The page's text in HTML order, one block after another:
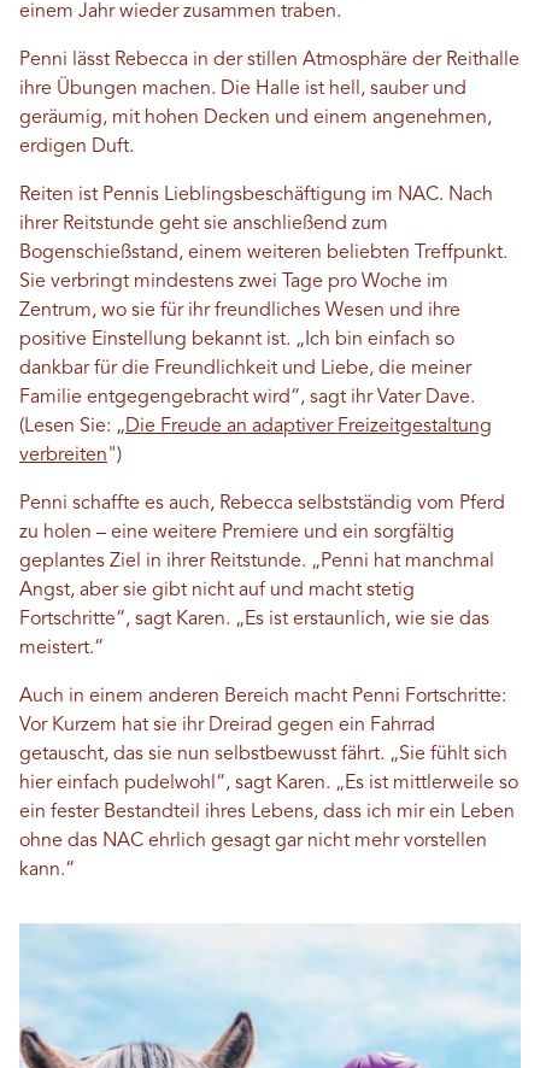
einem Jahr wieder zusammen traben.
Penni lässt Rebecca in der stillen Atmosphäre der Reithalle
ihre Übungen machen. Die Halle ist hell, sauber und
geräumig, mit hohen Decken und einem angenehmen,
erdigen Duft.
Reiten ist Pennis Lieblingsbeschäftigung im NAC. Nach
ihrer Reitstunde geht sie anschließend zum
Bogenschießstand, einem weiteren beliebten Treffpunkt.
Sie verbringt mindestens zwei Tage pro Woche im
Zentrum, wo sie für ihr freundliches Wesen und ihre
positive Einstellung bekannt ist. „Ich bin einfach so
dankbar für die Freundlichkeit und Liebe, die meiner
Familie entgegengebracht wird“, sagt ihr Vater Dave.
(Lesen Sie: „Die Freude an adaptiver Freizeitgestaltung
verbreiten")
Penni schaffte es auch, Rebecca selbstständig vom Pferd
zu holen – eine weitere Premiere und ein sorgfältig
geplantes Ziel in ihrer Reitstunde. „Penni hat manchmal
Angst, aber sie gibt nicht auf und macht stetig
Fortschritte“, sagt Karen. „Es ist erstaunlich, wie sie das
meistert.“
Auch in einem anderen Bereich macht Penni Fortschritte:
Vor Kurzem hat sie ihr Dreirad gegen ein Fahrrad
getauscht, das sie nun selbstbewusst fährt. „Sie fühlt sich
hier einfach pudelwohl“, sagt Karen. „Es ist mittlerweile so
ein fester Bestandteil ihres Lebens, dass ich mir ein Leben
ohne das NAC ehrlich gesagt gar nicht mehr vorstellen
kann.“